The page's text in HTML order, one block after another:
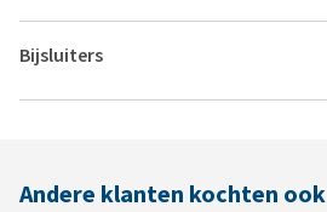
Bijsluiters
Andere klanten kochten ook